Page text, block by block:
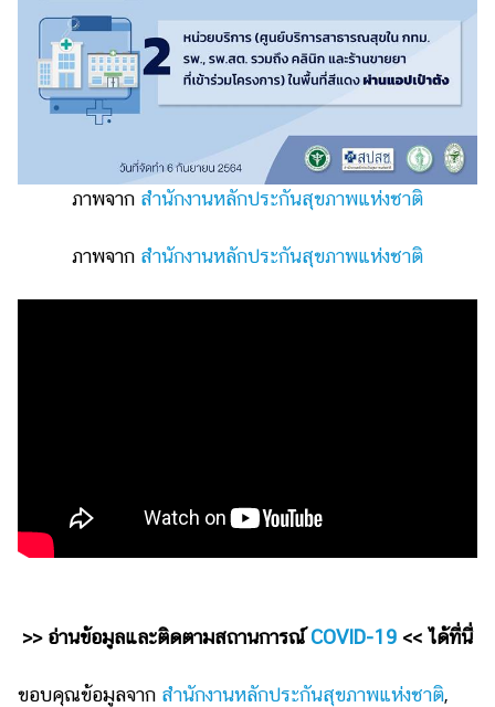
ภาพจาก สำนักงานหลักประกันสุขภาพแห่งชาติ
ภาพจาก สำนักงานหลักประกันสุขภาพแห่งชาติ
>> อ่านข้อมูลและติดตามสถานการณ์COVID-19 << ได้ที่นี่
ขอบคุณข้อมูลจาก สำนักงานหลักประกันสุขภาพแห่งชาติ,